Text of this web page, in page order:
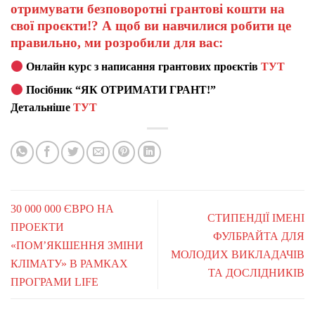
отримувати безповоротні грантові кошти на
свої проєкти!? А щоб ви навчилися робити це
правильно, ми розробили для вас:
Онлайн курс з написання грантових проєктівТУТ
Посібник “ЯК ОТРИМАТИ ГРАНТ!”
Детальніше ТУТ
30 000 000 ЄВРО НА
ПРОЕКТИ
«ПОМ’ЯКШЕННЯ ЗМІНИ
КЛІМАТУ» В РАМКАХ
ПРОГРАМИ LIFE
СТИПЕНДІЇ ІМЕНІ
ФУЛБРАЙТА ДЛЯ
МОЛОДИХ ВИКЛАДАЧІВ
ТА ДОСЛІДНИКІВ